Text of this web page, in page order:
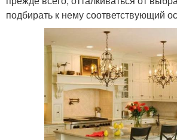
подбирать к нему соответствующий